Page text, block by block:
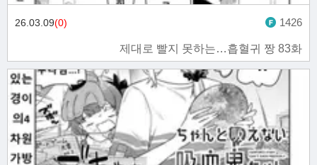
제대로 빨지 못하는…흡혈귀 짱 83화
26.03.09(0) 1426